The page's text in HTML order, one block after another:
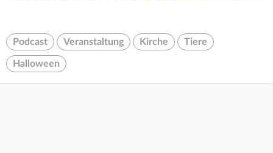
Podcast Veranstaltung Kirche Tiere
Halloween